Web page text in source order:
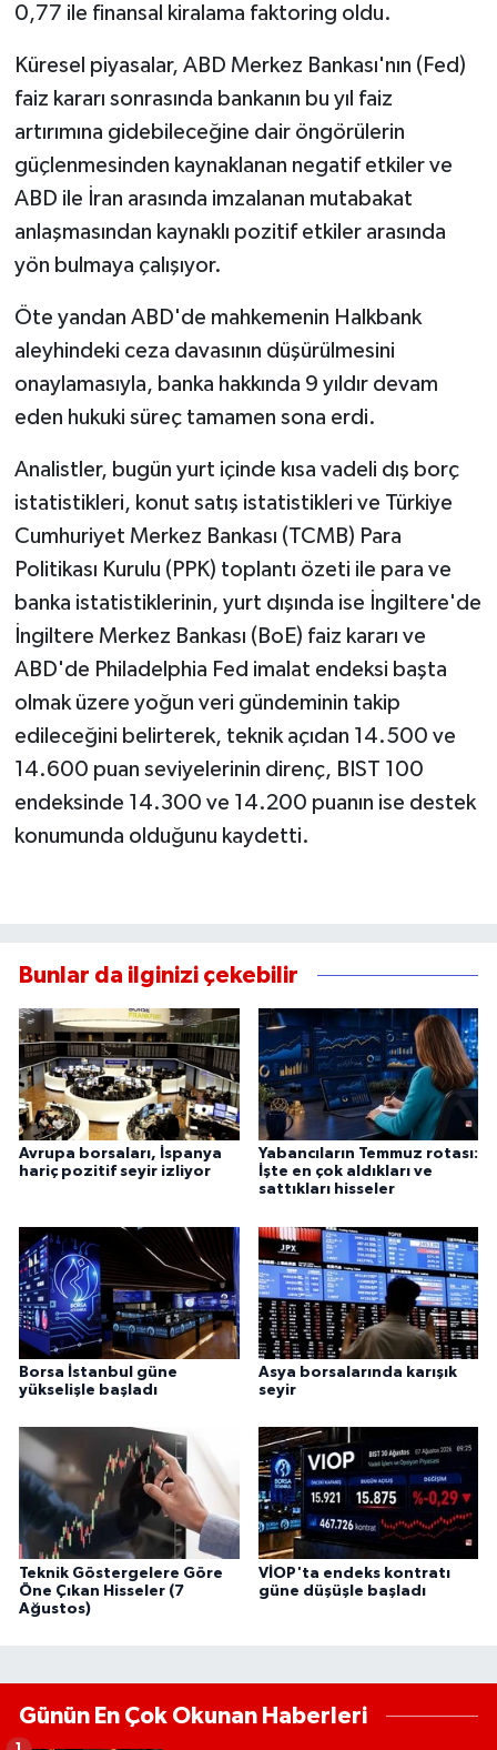
0,77 ile finansal kiralama faktoring oldu.
Küresel piyasalar, ABD Merkez Bankası'nın (Fed)
faiz kararı sonrasında bankanın bu yıl faiz
artırımına gidebileceğine dair öngörülerin
güçlenmesinden kaynaklanan negatif etkiler ve
ABD ile İran arasında imzalanan mutabakat
anlaşmasından kaynaklı pozitif etkiler arasında
yön bulmaya çalışıyor.
Öte yandan ABD'de mahkemenin Halkbank
aleyhindeki ceza davasının düşürülmesini
onaylamasıyla, banka hakkında 9 yıldır devam
eden hukuki süreç tamamen sona erdi.
Analistler, bugün yurt içinde kısa vadeli dış borç
istatistikleri, konut satış istatistikleri ve Türkiye
Cumhuriyet Merkez Bankası (TCMB) Para
Politikası Kurulu (PPK) toplantı özeti ile para ve
banka istatistiklerinin, yurt dışında ise İngiltere'de
İngiltere Merkez Bankası (BoE) faiz kararı ve
ABD'de Philadelphia Fed imalat endeksi başta
olmak üzere yoğun veri gündeminin takip
edileceğini belirterek, teknik açıdan 14.500 ve
14.600 puan seviyelerinin direnç, BIST 100
endeksinde 14.300 ve 14.200 puanın ise destek
konumunda olduğunu kaydetti.
Bunlar da ilginizi çekebilir
Avrupa borsaları, İspanya
hariç pozitif seyir izliyor
Yabancıların Temmuz rotası:
İşte en çok aldıkları ve
sattıkları hisseler
Borsa İstanbul güne
yükselişle başladı
Asya borsalarında karışık
seyir
Teknik Göstergelere Göre
Öne Çıkan Hisseler (7
Ağustos)
VİOP'ta endeks kontratı
güne düşüşle başladı
Günün En Çok Okunan Haberleri